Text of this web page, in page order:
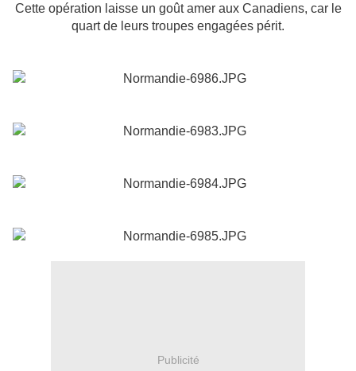
Cette opération laisse un goût amer aux Canadiens, car le
quart de leurs troupes engagées périt.
Publicité